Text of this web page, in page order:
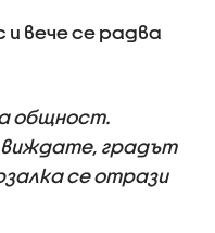
вече се радва
общност.
градът
се отрази